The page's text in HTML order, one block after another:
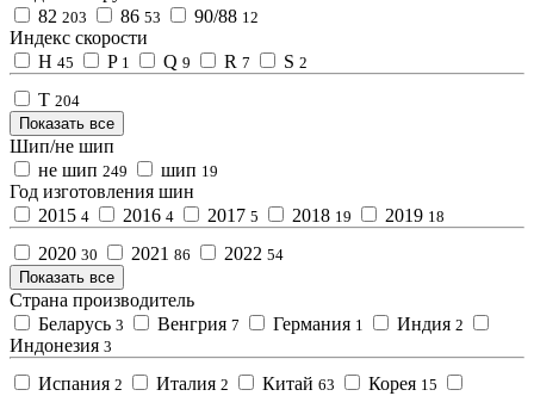
82 203 86 53 90/88 12
Индекс скорости
H 45 P 1 Q 9 R 7 S 2
T 204
Показать все
Шип/не шип
не шип 249 шип 19
Год изготовления шин
2015 4 2016 4 2017 5 2018 19 2019 18
2020 30 2021 86 2022 54
Показать все
Страна производитель
Беларусь 3 Венгрия 7 Германия 1 Индия 2
Индонезия 3
Испания 2 Италия 2 Китай 63 Корея 15